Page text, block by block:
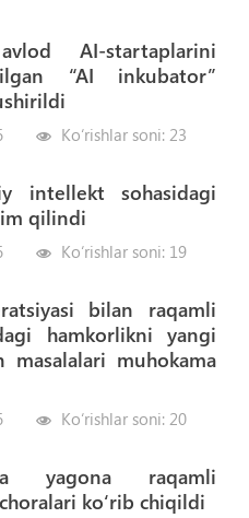
AI-startaplarini
“AI inkubator”
Ko‘rishlar soni: 23
intellekt sohasidagi
qilindi
Ko‘rishlar soni: 19
bilan raqamli
hamkorlikni yangi
muhokama
Ko‘rishlar soni: 20
yagona raqamli
koʻrib chiqildi